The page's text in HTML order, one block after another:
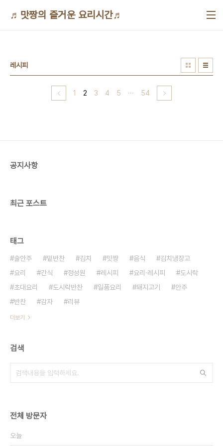
♬맛짱의 즐거운 요리시간♬
레시피
1 2 3 4 5 ··· 54
공지사항
최근 포스트
태그
술안주 밑반찬 김치 맛짱 음식
김치냉장고
요리
간식 정성원 레시피 요리·레시피
도시락
초대요리
도시락반찬 일품요리 돼지고기
안주
반찬
감자 리뷰
더보기
검색
전체 방문자
오늘